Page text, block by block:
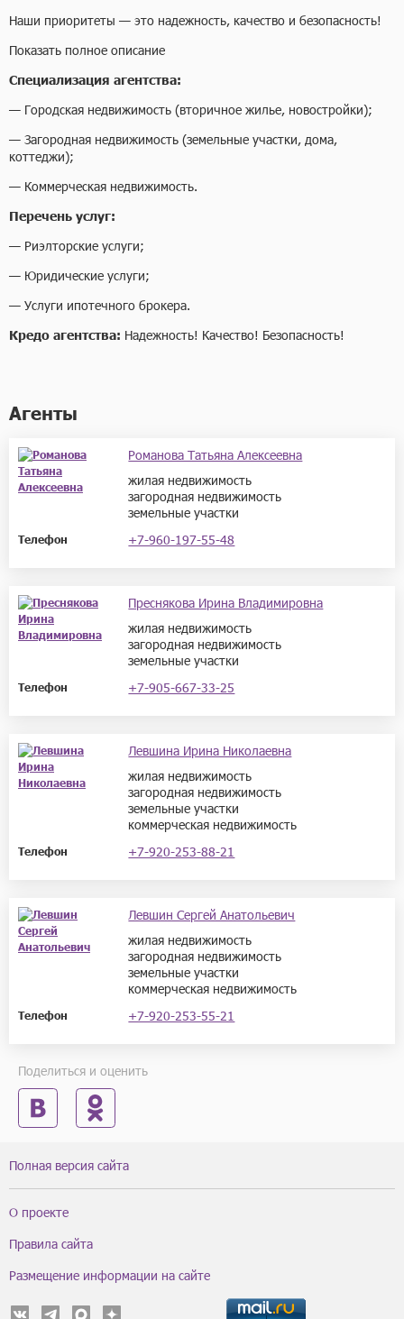
Наши приоритеты — это надежность, качество и безопасность!
Показать полное описание
Специализация агентства:
— Городская недвижимость (вторичное жилье, новостройки);
— Загородная недвижимость (земельные участки, дома,
коттеджи);
— Коммерческая недвижимость.
Перечень услуг:
— Риэлторские услуги;
— Юридические услуги;
— Услуги ипотечного брокера.
Кредо агентства: Надежность! Качество! Безопасность!
Агенты
Романова Татьяна Алексеевна
жилая недвижимость
загородная недвижимость
земельные участки
Телефон +7-960-197-55-48
Преснякова Ирина Владимировна
жилая недвижимость
загородная недвижимость
земельные участки
Телефон +7-905-667-33-25
Левшина Ирина Николаевна
жилая недвижимость
загородная недвижимость
земельные участки
коммерческая недвижимость
Телефон +7-920-253-88-21
Левшин Сергей Анатольевич
жилая недвижимость
загородная недвижимость
земельные участки
коммерческая недвижимость
Телефон +7-920-253-55-21
Поделиться и оценить
Полная версия сайта
О проекте
Правила сайта
Размещение информации на сайте